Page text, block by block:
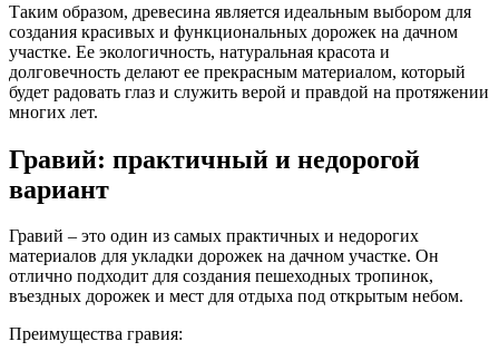
Таким образом, древесина является идеальным выбором для
создания красивых и функциональных дорожек на дачном
участке. Ее экологичность, натуральная красота и
долговечность делают ее прекрасным материалом, который
будет радовать глаз и служить верой и правдой на протяжении
многих лет.
Гравий: практичный и недорогой
вариант
Гравий – это один из самых практичных и недорогих
материалов для укладки дорожек на дачном участке. Он
отлично подходит для создания пешеходных тропинок,
въездных дорожек и мест для отдыха под открытым небом.
Преимущества гравия: